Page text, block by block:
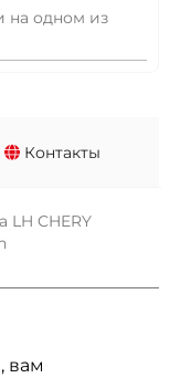
на одном из
Контакты
CHERY
вам